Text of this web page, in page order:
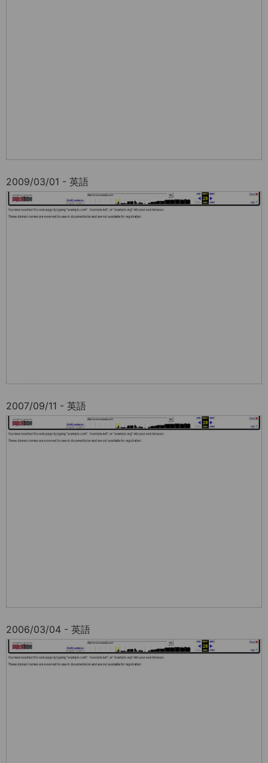
2009/03/01 - 英語
2007/09/11 - 英語
2006/03/04 - 英語